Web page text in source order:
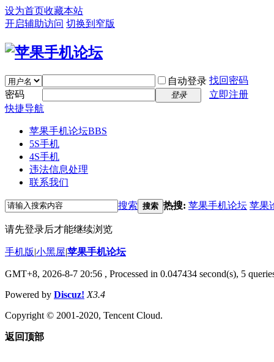
设为首页收藏本站
开启辅助访问 切换到窄版
自动登录 找回密码
密码
登录
立即注册
快捷导航
苹果手机论坛BBS
5S手机
4S手机
违法信息处理
联系我们
搜索 搜索 热搜: 苹果手机论坛 苹果
请先登录后才能继续浏览
手机版|小黑屋|苹果手机论坛
GMT+8, 2026-8-7 20:56 , Processed in 0.047434 second(s), 5
Powered by Discuz! X3.4
Copyright © 2001-2020, Tencent Cloud.
返回顶部